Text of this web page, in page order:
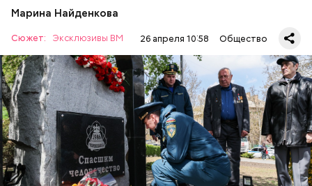
Марина Найденкова
Сюжет: Эксклюзивы ВМ 26 апреля 10:58 Общество
Специалист гражданской обороны Московского
авиацентра Владимир Макеев в 1986 году служил в
Киеве в отдельном механизированном полку
гражданской обороны. На тот момент, когда
произошла авария на Чернобыльской атомной
станции, ему было 26 лет.
АВАРИИ ЧЕРНОБЫЛЬ ИСТОРИЯ
А еще, удержав меч палача, святой Николай спас от
смерти трех мужей, невинно осужденных
корыстолюбивым градоначальником.